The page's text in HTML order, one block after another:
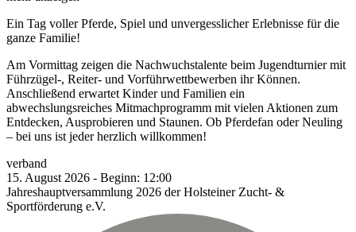
Ein Tag voller Pferde, Spiel und unvergesslicher Erlebnisse für die
ganze Familie!
Am Vormittag zeigen die Nachwuchstalente beim Jugendturnier mit
Führzügel-, Reiter- und Vorführwettbewerben ihr Können.
Anschließend erwartet Kinder und Familien ein
abwechslungsreiches Mitmachprogramm mit vielen Aktionen zum
Entdecken, Ausprobieren und Staunen. Ob Pferdefan oder Neuling
– bei uns ist jeder herzlich willkommen!
verband
15. August 2026 - Beginn: 12:00
Jahreshauptversammlung 2026 der Holsteiner Zucht- &
Sportförderung e.V.